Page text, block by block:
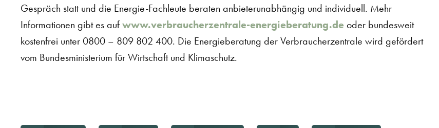
Gespräch statt und die Energie-Fachleute beraten anbieterunabhängig und individuell. Mehr
Informationen gibt es auf www.verbraucherzentrale-energieberatung.de oder bundesweit
kostenfrei unter 0800 – 809 802 400. Die Energieberatung der Verbraucherzentrale wird gefördert
vom Bundesministerium für Wirtschaft und Klimaschutz.